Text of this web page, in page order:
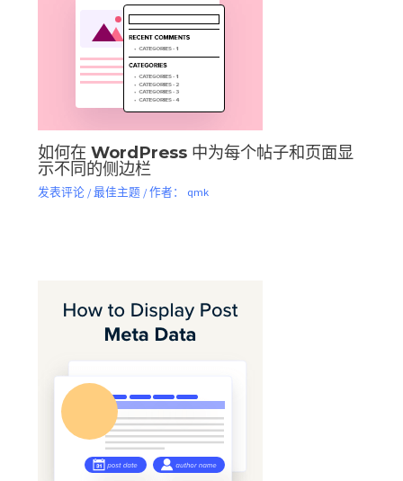
如何在 WordPress 中为每个帖子和页面显
示不同的侧边栏
发表评论 /最佳主题/ 作者： qmk